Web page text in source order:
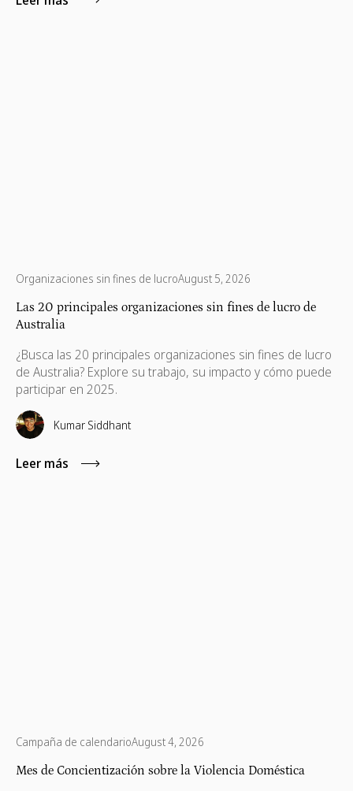
Organizaciones sin fines de lucroAugust 5, 2026
Las 20 principales organizaciones sin fines de lucro de
Australia
¿Busca las 20 principales organizaciones sin fines de lucro
de Australia? Explore su trabajo, su impacto y cómo puede
participar en 2025.
Kumar Siddhant
Leer más
Campaña de calendarioAugust 4, 2026
Mes de Concientización sobre la Violencia Doméstica